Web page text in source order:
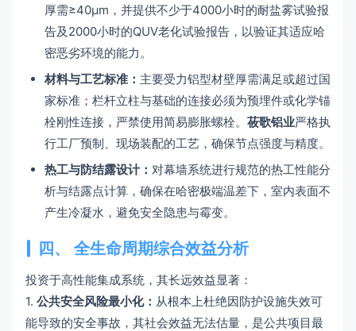
厚需≥40μm，并提供不少于4000小时的耐盐雾试验报
告及2000小时的QUV老化试验报告，以验证其适应哈
密恶劣环境的能力。
材料与工艺标准： 主要受力铝型材壁厚需满足或超过国
家标准；栏杆立柱与基础的连接必须为预埋件或化学锚
栓刚性连接，严禁使用简易膨胀螺栓。 莜歌铝业严格执
行工厂预制、现场装配的工艺，确保节点强度与精度。
热工与防结露设计： 对幕墙系统进行规范的热工性能分
析与结露点计算，确保在哈密极端温差下，室内表面不
产生冷凝水，避免安全隐患与霉变。
四、 全生命周期综合效益分析
投资于高性能集成系统，其长远效益显著：
1. 公共安全风险最小化： 从根本上杜绝因防护设施失效可
能导致的安全事故，其社会效益无法估量，是公共项目最